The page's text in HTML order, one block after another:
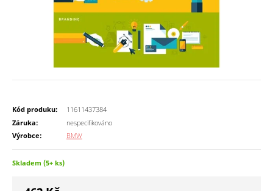
Kód produku:
11611437384
Záruka:
nespecifikováno
Výrobce:
BMW
Skladem (5+ ks)